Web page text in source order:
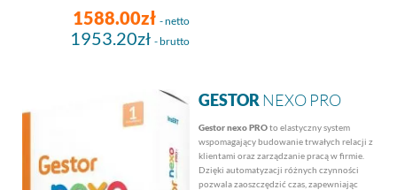
1588.00zł - netto
1953.20zł - brutto
GESTORNEXO PRO
Gestor nexo PROto elastyczny system
wspomagający budowanie trwałych relacji z
klientami oraz zarządzanie pracą w firmie.
Dzięki automatyzacji różnych czynności
pozwala zaoszczędzić czas, zapewniając